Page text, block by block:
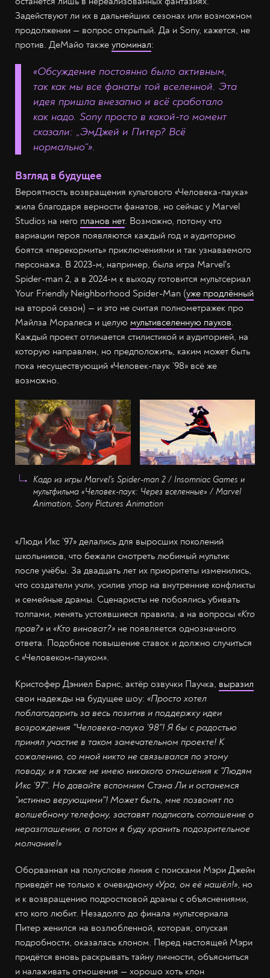
Задействуют ли их в дальнейших сезонах или возможном
продолжении — вопрос открытый. Да и Sony, кажется, не
против. ДеМайо также упоминал:
«Обсуждение постоянно было активным,
так как мы все фанаты той вселенной. Эта
идея пришла внезапно и всё сработало
как надо. Sony просто в какой-то момент
сказали: „ЭмДжей и Питер? Всё
нормально“».
Взгляд в будущее
Вероятность возвращения культового «Человека-паука»
жила благодаря верности фанатов, но сейчас у Marvel
Studios на него планов нет. Возможно, потому что
вариации героя появляются каждый год и аудиторию
боятся «перекормить» приключениями и так узнаваемого
персонажа. В 2023-м, например, была игра Marvel's
Spider-man 2, а в 2024-м к выходу готовится мультсериал
Your Friendly Neighborhood Spider-Man (уже продлённый
на второй сезон) — и это не считая полнометражек про
Майлза Моралеса и целую мультивселенную пауков.
Каждый проект отличается стилистикой и аудиторией, на
которую направлен, но предположить, каким может быть
пока несуществующий «Человек-паук ’98» всё же
возможно.
Кадр из игры Marvel's Spider-man 2 / Insomniac Games и
мультфильма «Человек-паук: Через вселенные» / Marvel
Animation, Sony Pictures Animation
«Люди Икс ’97» делались для выросших поколений
школьников, что бежали смотреть любимый мультик
после учёбы. За двадцать лет их приоритеты изменились,
что создатели учли, усилив упор на внутренние конфликты
и семейные драмы. Сценаристы не побоялись убивать
толпами, менять устоявшиеся правила, а на вопросы «Кто
прав?» и «Кто виноват?» не появляется однозначного
ответа. Подобное повышение ставок и должно случиться
с «Человеком-пауком».
Кристофер Дэниел Барнс, актёр озвучки Паучка, выразил
свои надежды на будущее шоу: «Просто хотел
поблагодарить за весь позитив и поддержку идеи
возрождения "Человека-паука ’98"! Я бы с радостью
принял участие в таком замечательном проекте! К
сожалению, со мной никто не связывался по этому
поводу, и я также не имею никакого отношения к "Людям
Икс ’97". Но давайте вспомним Стэна Ли и останемся
"истинно верующими"! Может быть, мне позвонят по
волшебному телефону, заставят подписать соглашение о
неразглашении, а потом я буду хранить подозрительное
молчание!»
Оборванная на полуслове линия с поисками Мэри Джейн
приведёт не только к очевидному «Ура, он её нашёл!», но
и к возвращению подростковой драмы с объяснениями,
кто кого любит. Незадолго до финала мультсериала
Питер женился на возлюбленной, которая, опуская
подробности, оказалась клоном. Перед настоящей Мэри
придётся вновь раскрывать тайну личности, объясниться
и налаживать отношения — хорошо хоть клон